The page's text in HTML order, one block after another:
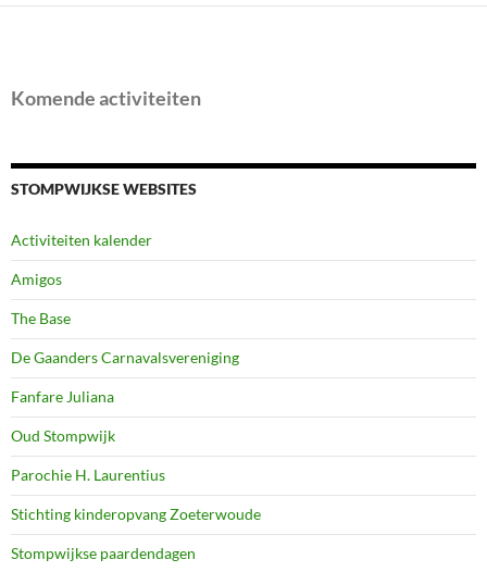
Komende activiteiten
STOMPWIJKSE WEBSITES
Activiteiten kalender
Amigos
The Base
De Gaanders Carnavalsvereniging
Fanfare Juliana
Oud Stompwijk
Parochie H. Laurentius
Stichting kinderopvang Zoeterwoude
Stompwijkse paardendagen